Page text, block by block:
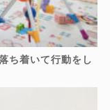
ち着いて行動をし